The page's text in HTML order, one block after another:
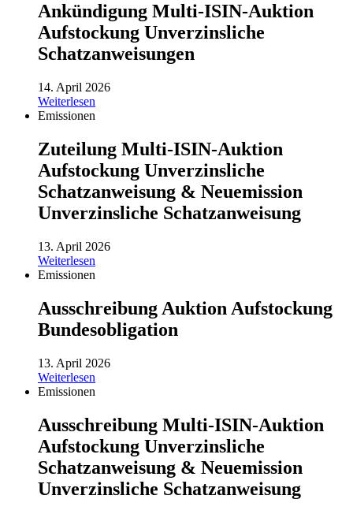
Ankündigung Multi-ISIN-Auktion
Aufstockung Unverzinsliche
Schatzanweisungen
14. April 2026
Weiterlesen
Emissionen
Zuteilung Multi-ISIN-Auktion
Aufstockung Unverzinsliche
Schatzanweisung & Neuemission
Unverzinsliche Schatzanweisung
13. April 2026
Weiterlesen
Emissionen
Ausschreibung Auktion Aufstockung
Bundesobligation
13. April 2026
Weiterlesen
Emissionen
Ausschreibung Multi-ISIN-Auktion
Aufstockung Unverzinsliche
Schatzanweisung & Neuemission
Unverzinsliche Schatzanweisung